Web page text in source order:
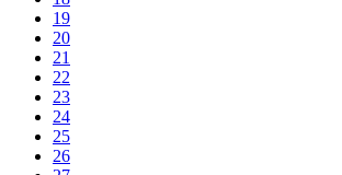
19
20
21
22
23
24
25
26